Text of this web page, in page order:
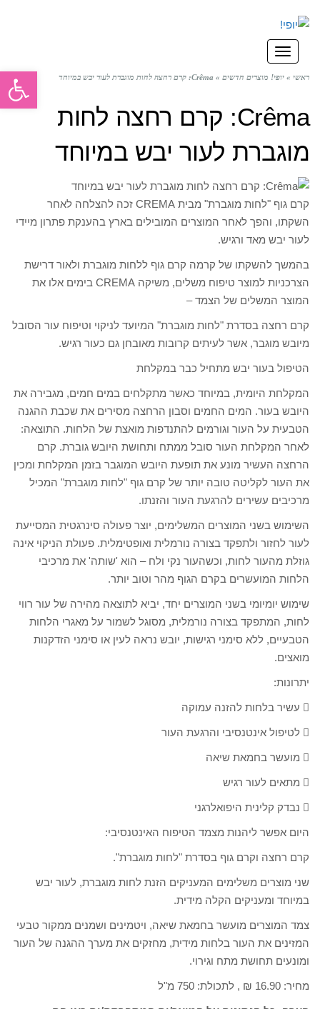
תפריט
ראשי » יופי! מוצרים חדשים » Crêma: קרם רחצה לחות מוגברת לעור יבש במיוחד
Crêma: קרם רחצה לחות
מוגברת לעור יבש במיוחד
קרם גוף "לחות מוגברת" מבית CREMA זכה להצלחה לאחר
השקתו, והפך לאחר המוצרים המובילים בארץ בהענקת פתרון מיידי
לעור יבש מאד ורגיש.
בהמשך להשקתו של קרמה קרם גוף ללחות מוגברת ולאור דרישת
הצרכניות למוצר טיפוח משלים, משיקה CREMA בימים אלו את
המוצר המשלים של הצמד –
קרם רחצה בסדרת "לחות מוגברת" המיועד לניקוי וטיפוח עור הסובל
מיובש מוגבר, אשר לעיתים קרובות מאובחן גם כעור רגיש.
הטיפול בעור יבש מתחיל כבר במקלחת
המקלחת היומית, במיוחד כאשר מתקלחים במים חמים, מגבירה את
היובש בעור. המים החמים וסבון הרחצה מסירים את שכבת ההגנה
הטבעית על העור וגורמים להתנדפות מואצת של הלחות. התוצאה:
לאחר המקלחת העור סובל ממתח ותחושת היובש גוברת. קרם
הרחצה העשיר מונע את תופעת היובש המוגבר בזמן המקלחת ומכין
את העור לקליטה טובה יותר של קרם גוף "לחות מוגברת" המכיל
מרכיבים עשירים להרגעת העור והזנתו.
השימוש בשני המוצרים המשלימים, יוצר פעולה סינרגטית המסייעת
לעור לחזור ולתפקד בצורה נורמלית ואופטימלית. פעולת הניקוי אינה
גוזלת מהעור לחות, וכשהעור נקי ולח – הוא 'שותה' את מרכיבי
הלחות המועשרים בקרם הגוף מהר וטוב יותר.
שימוש יומיומי בשני המוצרים יחד, יביא לתוצאה מהירה של עור רווי
לחות, המתפקד בצורה נורמלית, מסוגל לשמור על מאגרי הלחות
הטבעיים, ללא סימני רגישות, יובש נראה לעין או סימני הזדקנות
מואצים.
יתרונות:
 עשיר בלחות להזנה עמוקה
 לטיפול אינטנסיבי והרגעת העור
 מועשר בחמאת שיאה
 מתאים לעור רגיש
 נבדק קלינית היפואלרגני
היום אפשר ליהנות מצמד הטיפוח האינטנסיבי:
קרם רחצה וקרם גוף בסדרת "לחות מוגברת".
שני מוצרים משלימים המעניקים הזנת לחות מוגברת, לעור יבש
במיוחד ומעניקים הקלה מידית.
צמד המוצרים מועשר בחמאת שיאה, ויטמינים ושמנים ממקור טבעי
המזינים את העור בלחות מידית, מחזקים את מערך ההגנה של העור
ומונעים תחושת מתח וגירוי.
מחיר: 16.90 ₪ , לתכולת: 750 מ"ל
פתח